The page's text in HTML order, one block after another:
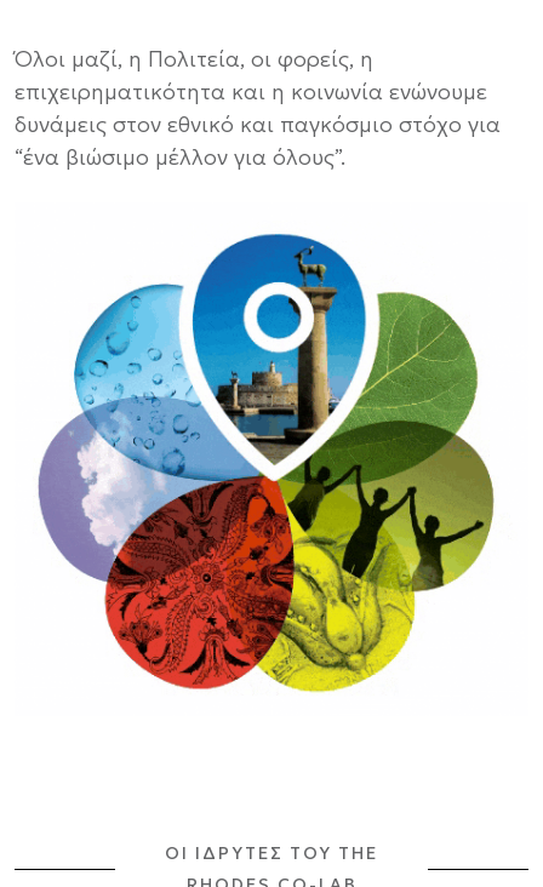
Όλοι μαζί, η Πολιτεία, οι φορείς, η
επιχειρηματικότητα και η κοινωνία ενώνουμε
δυνάμεις στον εθνικό και παγκόσμιο στόχο για
“ένα βιώσιμο μέλλον για όλους”.
OI ΙΔΡΥΤΕΣ ΤΟΥ THE